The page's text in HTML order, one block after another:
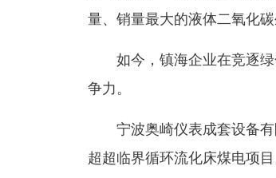
量、销量最大的液体二氧化
如今，镇海企业在竞逐绿
争力。
宁波奥崎仪表成套设备有
超超临界循环流化床煤电项